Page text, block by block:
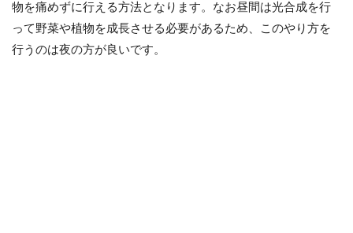
物を痛めずに行える方法となります。なお昼間は光合成を行
って野菜や植物を成長させる必要があるため、このやり方を
行うのは夜の方が良いです。